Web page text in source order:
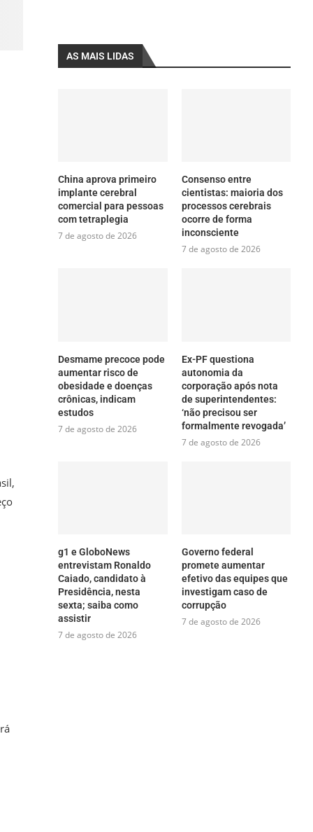
AS MAIS LIDAS
China aprova primeiro
implante cerebral
comercial para pessoas
com tetraplegia
7 de agosto de 2026
Consenso entre
cientistas: maioria dos
processos cerebrais
ocorre de forma
inconsciente
7 de agosto de 2026
Desmame precoce pode
aumentar risco de
obesidade e doenças
crônicas, indicam
estudos
7 de agosto de 2026
Ex-PF questiona
autonomia da
corporação após nota
de superintendentes:
‘não precisou ser
formalmente revogada’
7 de agosto de 2026
g1 e GloboNews
entrevistam Ronaldo
Caiado, candidato à
Presidência, nesta
sexta; saiba como
assistir
7 de agosto de 2026
Governo federal
promete aumentar
efetivo das equipes que
investigam caso de
corrupção
7 de agosto de 2026